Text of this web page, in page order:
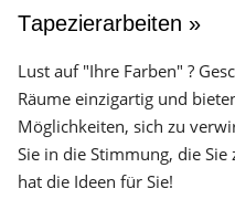
Tapezierarbeiten »
Lust auf "Ihre Farben" ?
Räume einzigartig und
Möglichkeiten, sich zu
Sie in die Stimmung, die Sie
hat die Ideen für Sie!